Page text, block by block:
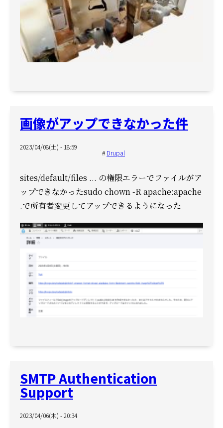
画像がアップできなかった件
2023/04/08(土) - 18:59
Drupal
sites/default/files ... の権限エラーでファイルがア
ップできなかったsudo chown -R apache:apache
.で所有者変更してアップできるようになった
SMTP Authentication
Support
2023/04/06(木) - 20:34